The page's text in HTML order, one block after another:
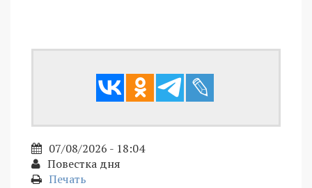
07/08/2026 - 18:04
Повестка дня
Печать